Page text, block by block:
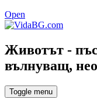
Open
Животът -
вълнуващ,
Toggle menu